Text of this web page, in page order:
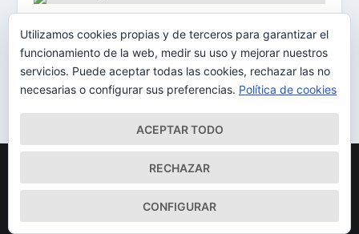
Alfonso Aguilar Zamborino El 14/02/2014 a las
12:02
14/02/2014
Elegant Themes| Desarrollado por
Mapa del Sitio Aviso Legal
Política de cookies
Quiénes somos
Utilizamos cookies propias y de terceros para garantizar el
funcionamiento de la web, medir su uso y mejorar nuestros
servicios. Puede aceptar todas las cookies, rechazar las no
necesarias o configurar sus preferencias. Política de cookies
ACEPTAR TODO
RECHAZAR
CONFIGURAR